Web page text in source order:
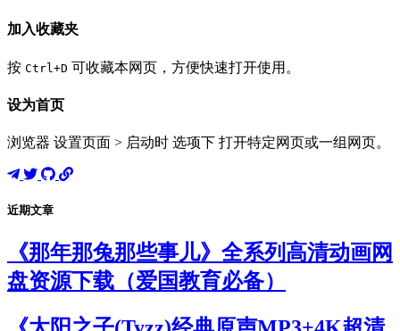
加入收藏夹
按 Ctrl+D 可收藏本网页，方便快速打开使用。
设为首页
浏览器 设置页面 > 启动时 选项下 打开特定网页或一组网页。
近期文章
《那年那兔那些事儿》全系列高清动画网
盘资源下载（爱国教育必备）